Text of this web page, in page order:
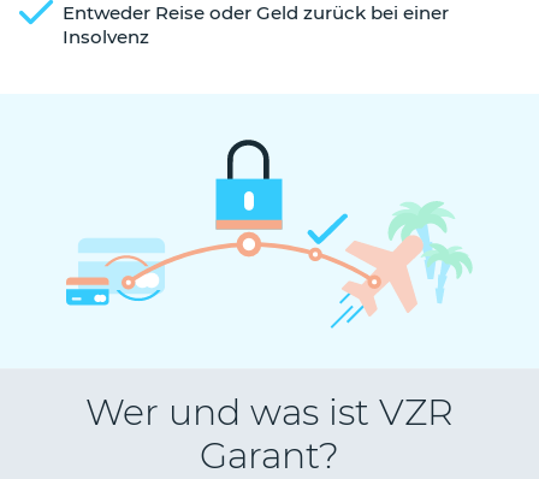
Entweder Reise oder Geld zurück bei einer
Insolvenz
Wer und was ist VZR
Garant?